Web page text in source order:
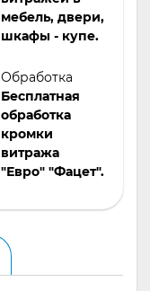
мебель, двери,
шкафы - купе.
Обработка
Бесплатная
обработка
кромки
витража
"Евро" "Фацет".